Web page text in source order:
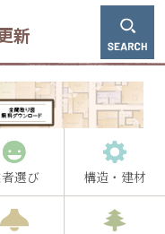
新
選び 構造・建材